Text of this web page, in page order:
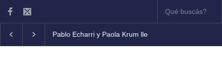
Pablo Echarri y Paola Krum llegan al Teatro Municipal